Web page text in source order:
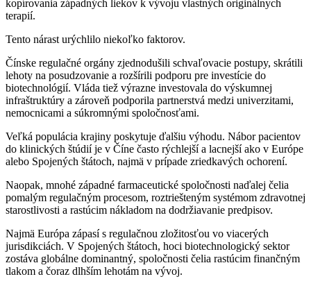
kopírovania západných liekov k vývoju vlastných originálnych
terapií.
Tento nárast urýchlilo niekoľko faktorov.
Čínske regulačné orgány zjednodušili schvaľovacie postupy, skrátili
lehoty na posudzovanie a rozšírili podporu pre investície do
biotechnológií. Vláda tiež výrazne investovala do výskumnej
infraštruktúry a zároveň podporila partnerstvá medzi univerzitami,
nemocnicami a súkromnými spoločnosťami.
Veľká populácia krajiny poskytuje ďalšiu výhodu. Nábor pacientov
do klinických štúdií je v Číne často rýchlejší a lacnejší ako v Európe
alebo Spojených štátoch, najmä v prípade zriedkavých ochorení.
Naopak, mnohé západné farmaceutické spoločnosti naďalej čelia
pomalým regulačným procesom, roztriešteným systémom zdravotnej
starostlivosti a rastúcim nákladom na dodržiavanie predpisov.
Najmä Európa zápasí s regulačnou zložitosťou vo viacerých
jurisdikciách. V Spojených štátoch, hoci biotechnologický sektor
zostáva globálne dominantný, spoločnosti čelia rastúcim finančným
tlakom a čoraz dlhším lehotám na vývoj.